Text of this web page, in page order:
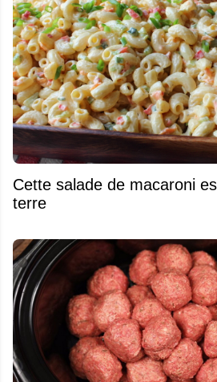
Cette salade de macaroni
terre